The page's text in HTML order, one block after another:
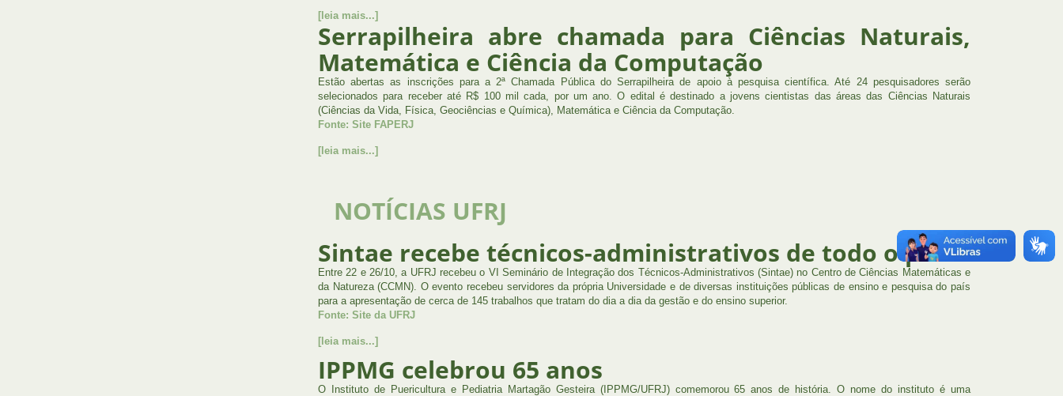
[leia mais...]
Serrapilheira abre chamada para Ciências Naturais,
Matemática e Ciência da Computação
Estão abertas as inscrições para a 2ª Chamada Pública do Serrapilheira de apoio à pesquisa científica. Até 24 pesquisadores serão
selecionados para receber até R$ 100 mil cada, por um ano. O edital é destinado a jovens cientistas das áreas das Ciências Naturais
(Ciências da Vida, Física, Geociências e Química), Matemática e Ciência da Computação.
Fonte: Site FAPERJ
[leia mais...]
NOTÍCIAS UFRJ
Sintae recebe técnicos-administrativos de todo o país
Entre 22 e 26/10, a UFRJ recebeu o VI Seminário de Integração dos Técnicos-Administrativos (Sintae) no Centro de Ciências Matemáticas e
da Natureza (CCMN). O evento recebeu servidores da própria Universidade e de diversas instituições públicas de ensino e pesquisa do país
para a apresentação de cerca de 145 trabalhos que tratam do dia a dia da gestão e do ensino superior.
Fonte: Site da UFRJ
[leia mais...]
IPPMG celebrou 65 anos
O Instituto de Puericultura e Pediatria Martagão Gesteira (IPPMG/UFRJ) comemorou 65 anos de história. O nome do instituto é uma